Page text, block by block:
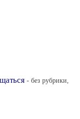
- без рубрики,